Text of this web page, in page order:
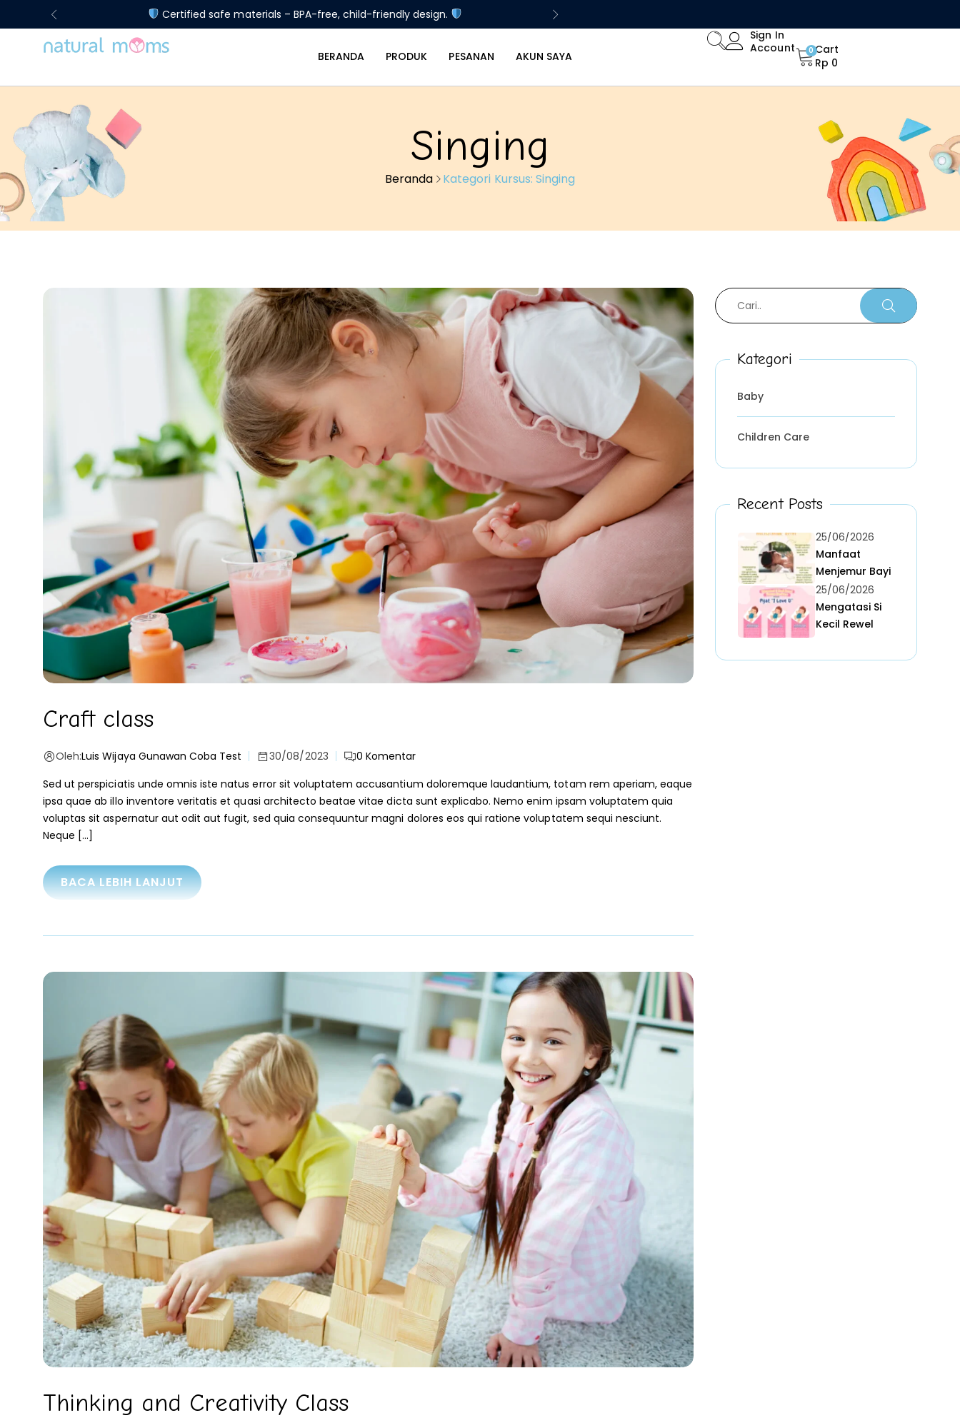
Limited Time Offer: Enjoy 15% Off All Orders!
BERANDA PRODUK PESANAN AKUN SAYA
Sign In
Account
0Cart
Rp 0
Singing
Beranda Kategori Kursus: Singing
Craft class
Oleh:Luis Wijaya Gunawan Coba Test 30/08/2023 0 Komentar
Sed ut perspiciatis unde omnis iste natus error sit voluptatem accusantium doloremque laudantium, totam rem aperiam, eaque
ipsa quae ab illo inventore veritatis et quasi architecto beatae vitae dicta sunt explicabo. Nemo enim ipsam voluptatem quia
voluptas sit aspernatur aut odit aut fugit, sed quia consequuntur magni dolores eos qui ratione voluptatem sequi nesciunt.
Neque […]
BACA LEBIH LANJUT
Thinking and Creativity Class
Kategori
Baby
Children Care
Recent Posts
25/06/2026
Manfaat
Menjemur Bayi
25/06/2026
Mengatasi Si
Kecil Rewel
Kembung